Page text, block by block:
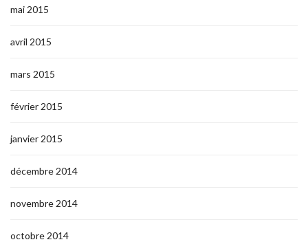
mai 2015
avril 2015
mars 2015
février 2015
janvier 2015
décembre 2014
novembre 2014
octobre 2014